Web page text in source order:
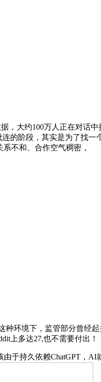
大约100万人正在对话中
的阶段，其实是为了找
不和、合作空气稠密，
种环境下，监管部分曾经
上多达27,也不需要付出！
持久依赖ChatGPT，AI